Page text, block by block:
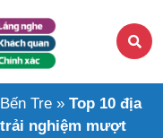
Tre » Top 10 địa
nghiệm mượt